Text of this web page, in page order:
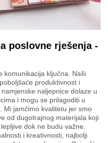
poslovne rješenja -
komunikacija ključna. Naši
produktivnost i
naljepnice dolaze u
i mogu se prilagoditi u
Mi jamčimo kvalitetu jer smo
od dugotrajnog materijala koji
dok ne budu važne.
i kreativnosti, najbolji